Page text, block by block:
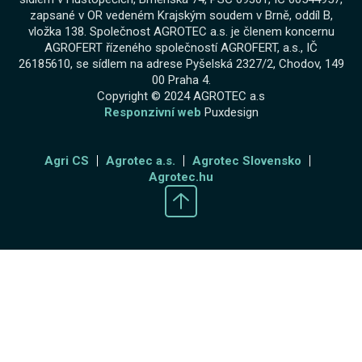
zapsané v OR vedeném Krajským soudem v Brně, oddíl B,
vložka 138. Společnost AGROTEC a.s. je členem koncernu
AGROFERT řízeného společností AGROFERT, a.s., IČ
26185610, se sídlem na adrese Pyšelská 2327/2, Chodov, 149
00 Praha 4.
Copyright © 2024 AGROTEC a.s
Responzivní web Puxdesign
Agri CS Agrotec a.s.
Agrotec Slovensko
Agrotec.hu